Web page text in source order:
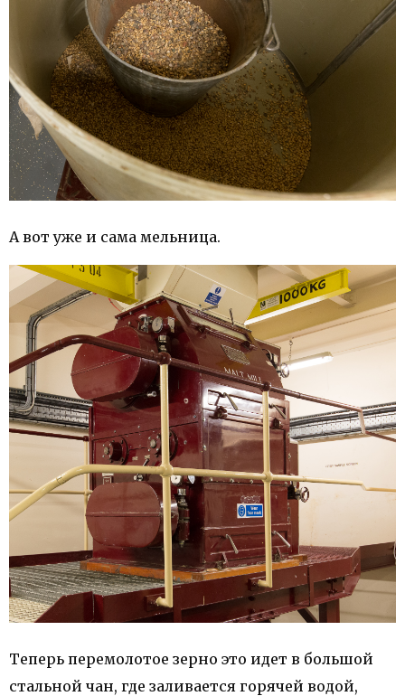
А вот уже и сама мельница.
Теперь перемолотое зерно это идет в большой
стальной чан, где заливается горячей водой,